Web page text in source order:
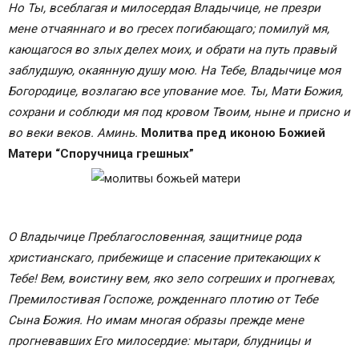
Но Ты, всеблагая и милосердая Владычице, не презри
мене отчаяннаго и во гресех погибающаго; помилуй мя,
кающагося во злых делех моих, и обрати на путь правый
заблудшую, окаянную душу мою. На Тебе, Владычице моя
Богородице, возлагаю все упование мое. Ты, Мати Божия,
сохрани и соблюди мя под кровом Твоим, ныне и присно и
во веки веков. Аминь. Молитва пред иконою Божией
Матери “Споручница грешных”
О Владычице Преблагословенная, защитнице рода
христианскаго, прибежище и спасение притекающих к
Тебе! Вем, воистину вем, яко зело согреших и прогневах,
Премилостивая Госпоже, рожденнаго плотию от Тебе
Сына Божия. Но имам многая образы прежде мене
прогневавших Его милосердие: мытари, блудницы и